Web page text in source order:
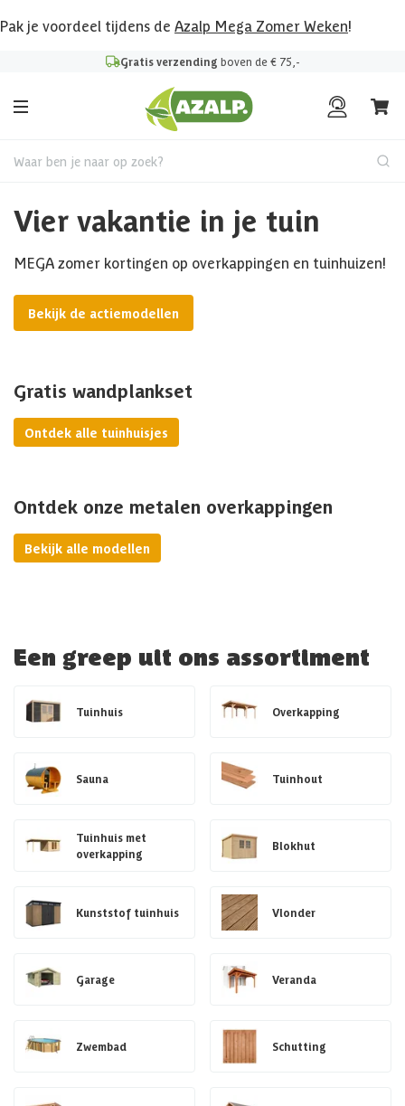
Pak je voordeel tijdens de Azalp Mega Zomer Weken!
Gratis verzending boven de € 75,-
Waar ben je naar op zoek?
Vier vakantie in je tuin
MEGA zomer kortingen op overkappingen en tuinhuizen!
Bekijk de actiemodellen
Gratis wandplankset
Ontdek alle tuinhuisjes
Ontdek onze metalen overkappingen
Bekijk alle modellen
Een greep uit ons assortiment
Tuinhuis Overkapping
Sauna Tuinhout
Tuinhuis met
overkapping
Blokhut
Kunststof tuinhuis Vlonder
Garage Veranda
Zwembad Schutting